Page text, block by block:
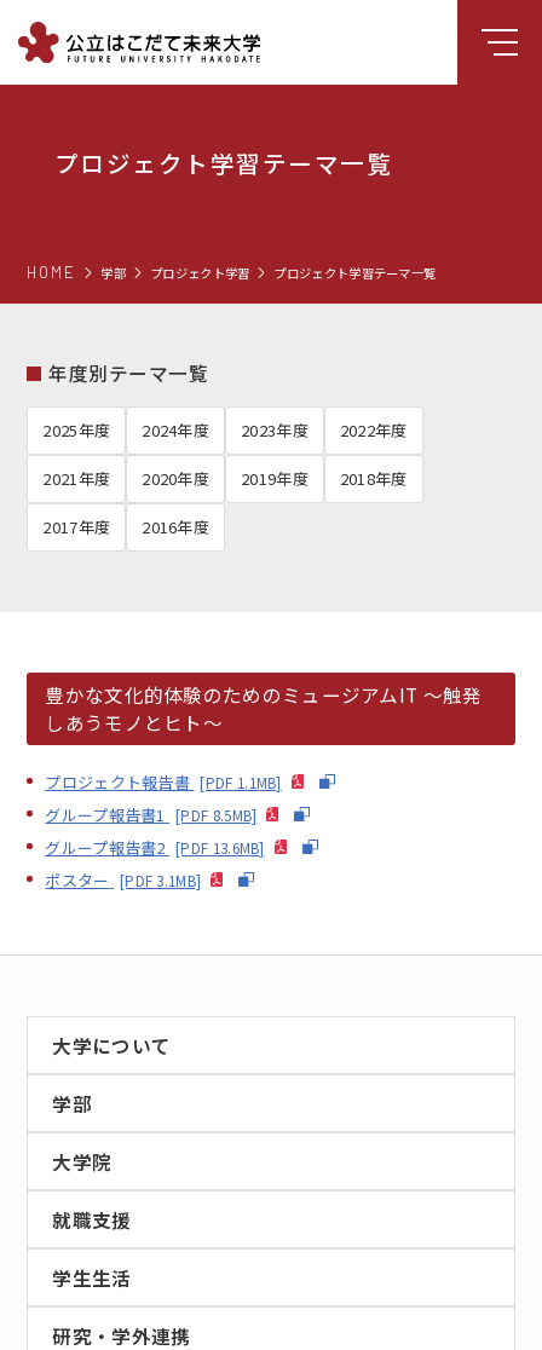
学部
就職支援
組織・センター
図書館
受験生向け情報
EN アクセス お問合せ
プロジェクト学習テーマ一覧
HOME 学部 プロジェクト学習 プロジェクト学習テーマ一覧
年度別テーマ一覧
2025年度 2024年度 2023年度 2022年度
2021年度 2020年度 2019年度 2018年度
2017年度 2016年度
豊かな文化的体験のためのミュージアムIT 〜触発
しあうモノとヒト〜
プロジェクト報告書 [PDF 1.1MB]
グループ報告書1 [PDF 8.5MB]
グループ報告書2 [PDF 13.6MB]
ポスター [PDF 3.1MB]
大学について
学部
大学院
就職支援
学生生活
研究・学外連携